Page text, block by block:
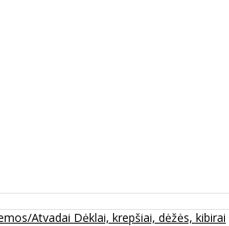
Atvadai Dėklai, krepšiai, dėžės, kibirai